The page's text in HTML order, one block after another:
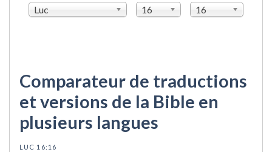
Luc 16 16
Comparateur de traductions
et versions de la Bible en
plusieurs langues
LUC 16:16